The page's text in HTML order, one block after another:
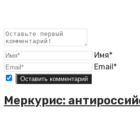
Имя*
Email*
Меркурис: